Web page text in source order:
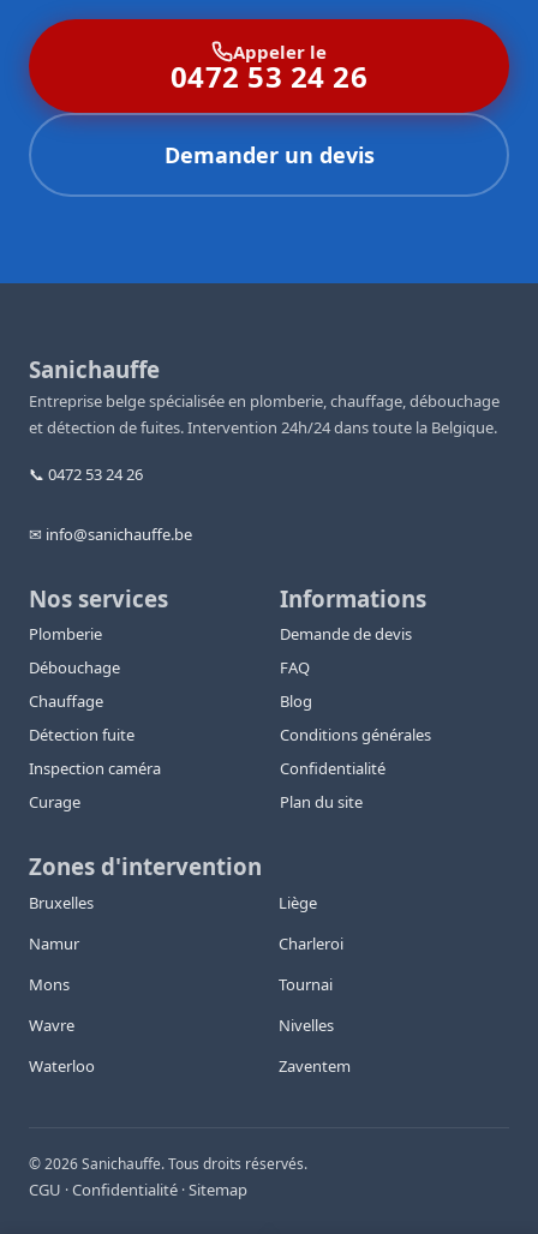
Appeler le
0472 53 24 26
Demander un devis
Sanichauffe
Entreprise belge spécialisée en plomberie, chauffage, débouchage
et détection de fuites. Intervention 24h/24 dans toute la Belgique.
📞 0472 53 24 26
✉ info@sanichauffe.be
Nos services
Plomberie
Débouchage
Chauffage
Détection fuite
Inspection caméra
Curage
Informations
Demande de devis
FAQ
Blog
Conditions générales
Confidentialité
Plan du site
Zones d'intervention
Bruxelles
Liège
Namur
Charleroi
Mons
Tournai
Wavre
Nivelles
Waterloo
Zaventem
©2026Sanichauffe. Tous droits réservés.
CGU ·Confidentialité ·Sitemap